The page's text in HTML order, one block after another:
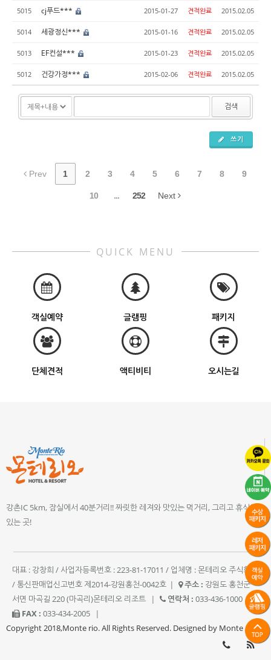
5015 cj푸드*** 2015-01-27 견적완료 2015.02.05
5014 세광정신*** 2015-01-16 견적완료 2015.02.05
5013 EF컨설*** 2015-01-23 견적완료 2015.02.05
5012 건강가정*** 2015-02-06 견적완료 2015.02.05
검색
쓰기
Prev 1 2 3 4 5 6 7 8 9
10 ... 252 Next
QUICK MENU
객실예약 글램핑 패키지
단체견적 액티비티 오시는길
강촌IC 5km, 잠실에서 40분거리!! 짜릿한 레져와 맛있는 먹거리, 그리고 휴식이
있는 곳!
대표 : 강창희 / 사업자등록번호 : 223-81-17011 / 업체명 : 몬테리오 주식회사
/ 통신판매업신고번호 제2014-강원홍천-0042호 | 주소 : 강원도 홍천군
서면 마곡길 220 (마곡리)몬테리오 리조트
| 연락처 : 033-436-1000
|
FAX : 033-434-2005
|
Copyright 2018,Monte rio. All Rights Reserved. Designed by Monte rio.